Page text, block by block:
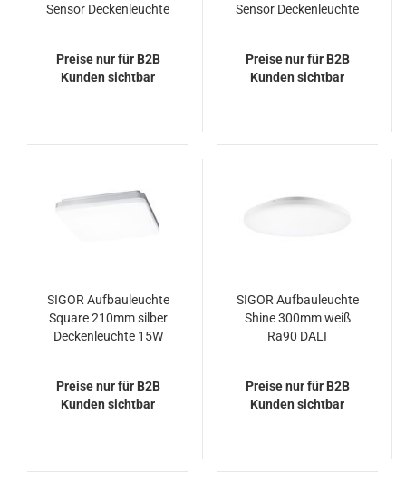
Sensor Deckenleuchte
Preise nur für B2B
Kunden sichtbar
Sensor Deckenleuchte
Preise nur für B2B
Kunden sichtbar
SIGOR Aufbauleuchte
Square 210mm silber
Deckenleuchte 15W
Preise nur für B2B
Kunden sichtbar
SIGOR Aufbauleuchte
Shine 300mm weiß
Ra90 DALI
3000/4000K IP20 110°
1000/1800/2300lm
Preise nur für B2B
Kunden sichtbar